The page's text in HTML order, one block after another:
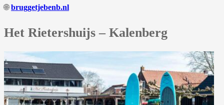
🌐bruggetjebenb.nl
Het Rietershuijs – Kalenberg